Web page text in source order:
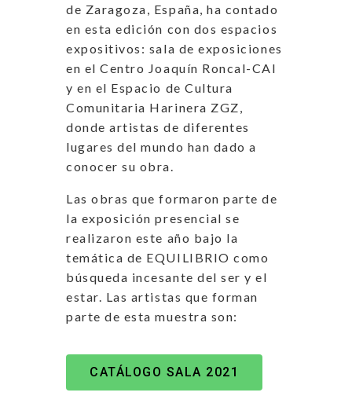
de Zaragoza, España, ha contado
en esta edición con dos espacios
expositivos: sala de exposiciones
en el Centro Joaquín Roncal-CAI
y en el Espacio de Cultura
Comunitaria Harinera ZGZ,
donde artistas de diferentes
lugares del mundo han dado a
conocer su obra.
Las obras que formaron parte de
la exposición presencial se
realizaron este año bajo la
temática de EQUILIBRIO como
búsqueda incesante del ser y el
estar. Las artistas que forman
parte de esta muestra son:
CATÁLOGO SALA 2021